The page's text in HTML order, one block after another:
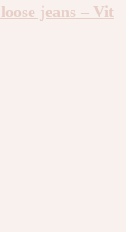
jeans – Vit